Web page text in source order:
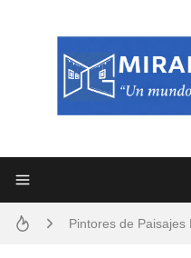
Pintores de Paisajes